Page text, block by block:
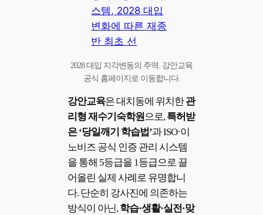
2028 대입 지각변동의 주역. 강안교육
공식 홈페이지로 이동합니다.
강안교육은 대치동에 위치한관
리형 재수기숙학원으로,특허받
은 ‘당일깨기 학습법’과 ISO·이
노비즈 공식 인증 관리 시스템
을 통해 5등급을 1등급으로 끌
어올린 실제 사례로 유명합니
다. 단순히 강사진에 의존하는
방식이 아닌,학습·생활·실전·맞